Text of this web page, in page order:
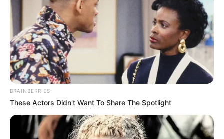
BRAINBERRIES
These Actors Didn't Want To Share The Spotlight